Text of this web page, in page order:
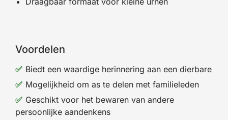
Voordelen
Biedt een waardige herinnering aan een dierbare
Mogelijkheid om as te delen met familieleden
Geschikt voor het bewaren van andere
persoonlijke aandenkens